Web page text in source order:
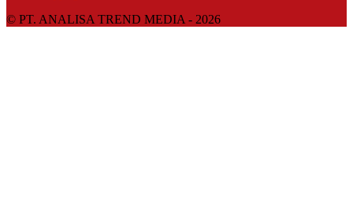
© PT. ANALISA TREND MEDIA - 2026